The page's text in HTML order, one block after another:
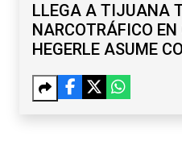
LLEGA A TIJUANA
NARCOTRÁFICO
HEGERLE ASUME